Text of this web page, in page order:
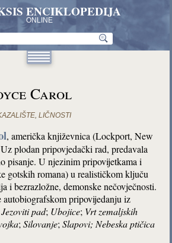
ENCIKLOPEDIJA
ONLINE
Carol
,LIČNOSTI
, američka književnica (Lockport, New
plodan pripovjedački rad, predavala
pisanje. U njezinim pripovijetkama i
gotskih romana) u realističkom ključu
i bezrazložne, demonske nečovječnosti.
autobiografskom pripovijedanju iz
Jezoviti pad; Ubojice; Vrt zemaljskih
;Silovanje;Slapovi; Nebeska ptičica